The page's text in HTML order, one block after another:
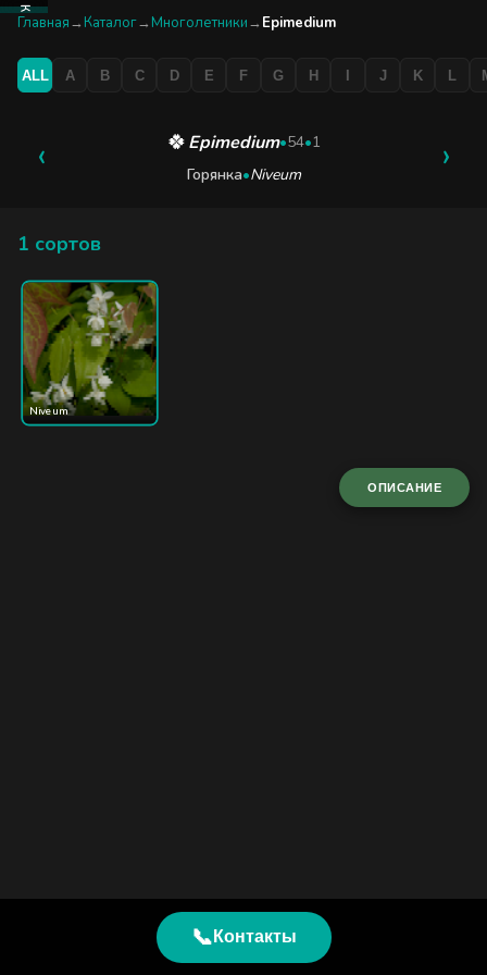
КАТАЛОГ
БУТИК
Главная→ Каталог→ Многолетники→ Epimedium
ALL A B C D E F G H I J K L
‹ 🍀Epimedium•54•1
Горянка•Niveum ›
1 сортов
Niveum
ОПИСАНИЕ
📞 Контакты